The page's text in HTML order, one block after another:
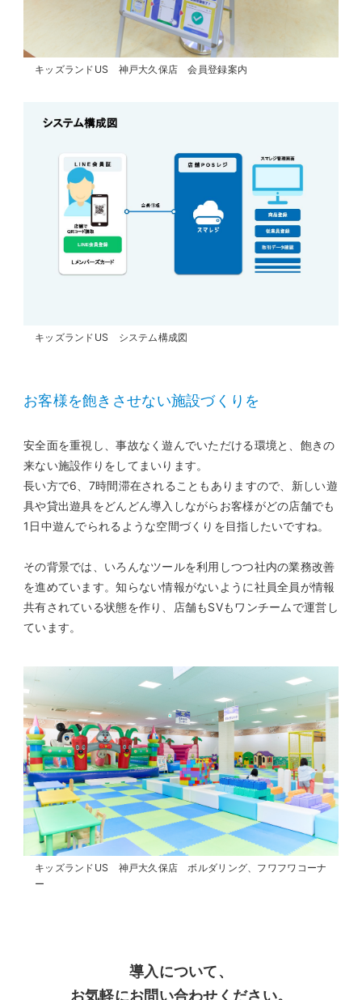
キッズランドUS 神戸大久保店 会員登録案内
キッズランドUS システム構成図
お客様を飽きさせない施設づくりを
安全面を重視し、事故なく遊んでいただける環境と、飽きの
来ない施設作りをしてまいります。
長い方で6、7時間滞在されることもありますので、新しい遊
具や貸出遊具をどんどん導入しながらお客様がどの店舗でも
1日中遊んでられるような空間づくりを目指したいですね。
その背景では、いろんなツールを利用しつつ社内の業務改善
を進めています。知らない情報がないように社員全員が情報
共有されている状態を作り、店舗もSVもワンチームで運営し
ています。
キッズランドUS 神戸大久保店 ボルダリング、フワフワコーナ
ー
導入について、
お気軽にお問い合わせください。